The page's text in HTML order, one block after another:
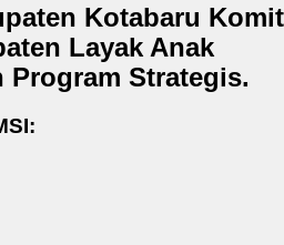
Kotabaru Komit
Layak Anak
Program Strategis.